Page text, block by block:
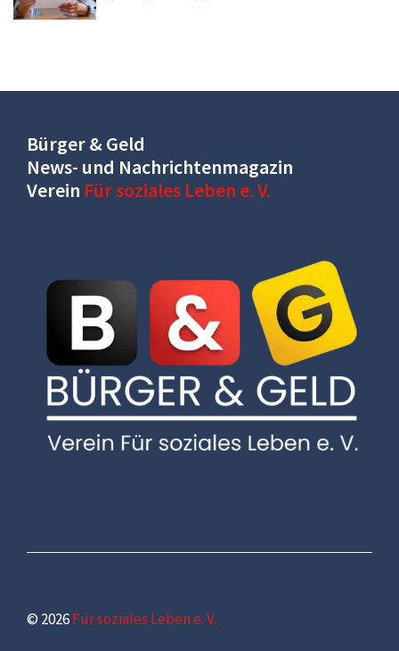
Bürger & Geld
News- und Nachrichtenmagazin
Verein Für soziales Leben e. V.
© 2026Für soziales Leben e. V.